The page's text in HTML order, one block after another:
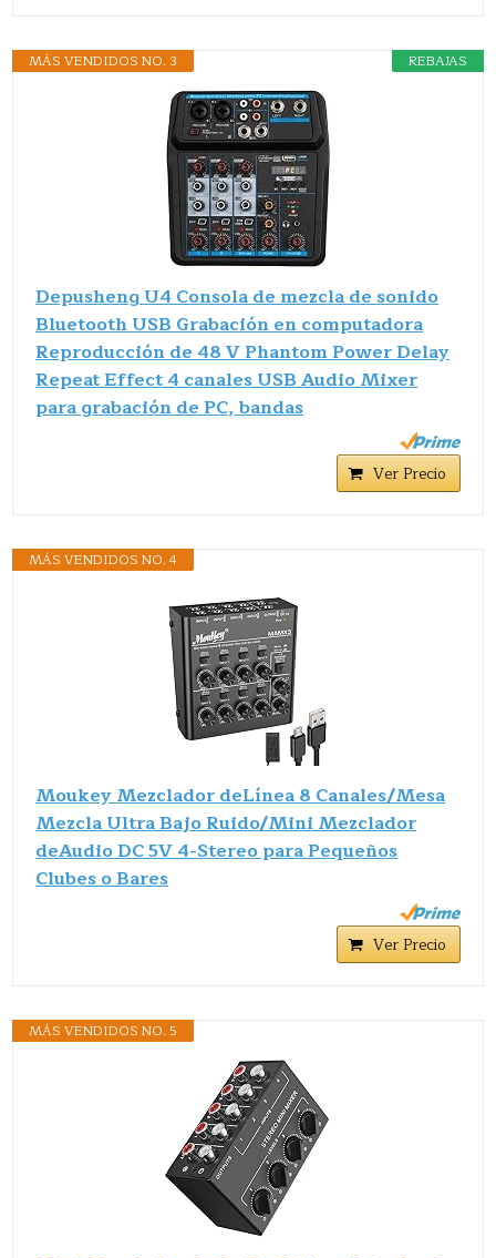
REBAJAS
MÁS VENDIDOS NO. 3
Depusheng U4 Consola de mezcla de sonido
Bluetooth USB Grabación en computadora
Reproducción de 48 V Phantom Power Delay
Repeat Effect 4 canales USB Audio Mixer
para grabación de PC, bandas
Ver Precio
MÁS VENDIDOS NO. 4
Moukey Mezclador deLínea 8 Canales/Mesa
Mezcla Ultra Bajo Ruido/Mini Mezclador
deAudio DC 5V 4-Stereo para Pequeños
Clubes o Bares
Ver Precio
MÁS VENDIDOS NO. 5